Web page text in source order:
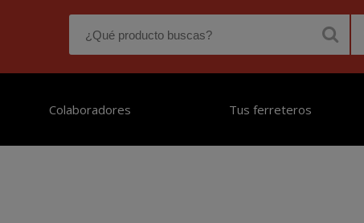
Colaboradores Tus ferreteros